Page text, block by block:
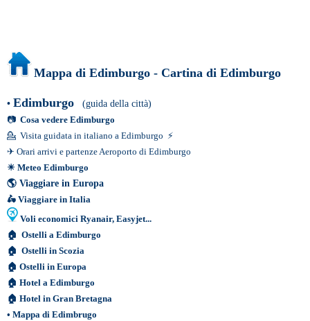
Mappa di Edimburgo - Cartina di Edimburgo
• Edimburgo
(guida della città)
📷 Cosa vedere Edimburgo
💁 Visita guidata in italiano a Edimburgo ⚡
✈ Orari arrivi e partenze Aeroporto di Edimburgo
☀ Meteo Edimburgo
🌎 Viaggiare in Europa
🛵 Viaggiare in Italia
Voli economici Ryanair, Easyjet...
🏠 Ostelli a Edimburgo
🏠 Ostelli in Scozia
🏠 Ostelli in Europa
🏠 Hotel a Edimburgo
🏠 Hotel in Gran Bretagna
• Mappa di Edimbrugo